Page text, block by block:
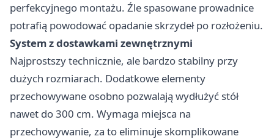
perfekcyjnego montażu. Źle spasowane prowadnice
potrafią powodować opadanie skrzydeł po rozłożeniu.
System z dostawkami zewnętrznymi
Najprostszy technicznie, ale bardzo stabilny przy
dużych rozmiarach. Dodatkowe elementy
przechowywane osobno pozwalają wydłużyć stół
nawet do 300 cm. Wymaga miejsca na
przechowywanie, za to eliminuje skomplikowane